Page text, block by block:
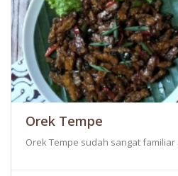
Orek Tempe
Orek Tempe sudah sangat